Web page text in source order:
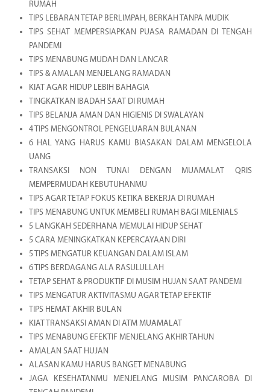
RUMAH
TIPS LEBARAN TETAP BERLIMPAH, BERKAH TANPA MUDIK
TIPS SEHAT MEMPERSIAPKAN PUASA RAMADAN DI TENGAH
PANDEMI
TIPS MENABUNG MUDAH DAN LANCAR
TIPS & AMALAN MENJELANG RAMADAN
KIAT AGAR HIDUP LEBIH BAHAGIA
TINGKATKAN IBADAH SAAT DI RUMAH
TIPS BELANJA AMAN DAN HIGIENIS DI SWALAYAN
4 TIPS MENGONTROL PENGELUARAN BULANAN
6 HAL YANG HARUS KAMU BIASAKAN DALAM MENGELOLA
UANG
TRANSAKSI NON TUNAI DENGAN MUAMALAT QRIS
MEMPERMUDAH KEBUTUHANMU
TIPS AGAR TETAP FOKUS KETIKA BEKERJA DI RUMAH
TIPS MENABUNG UNTUK MEMBELI RUMAH BAGI MILENIALS
5 LANGKAH SEDERHANA MEMULAI HIDUP SEHAT
5 CARA MENINGKATKAN KEPERCAYAAN DIRI
5 TIPS MENGATUR KEUANGAN DALAM ISLAM
6 TIPS BERDAGANG ALA RASULULLAH
TETAP SEHAT & PRODUKTIF DI MUSIM HUJAN SAAT PANDEMI
TIPS MENGATUR AKTIVITASMU AGAR TETAP EFEKTIF
TIPS HEMAT AKHIR BULAN
KIAT TRANSAKSI AMAN DI ATM MUAMALAT
TIPS MENABUNG EFEKTIF MENJELANG AKHIR TAHUN
AMALAN SAAT HUJAN
ALASAN KAMU HARUS BANGET MENABUNG
JAGA KESEHATANMU MENJELANG MUSIM PANCAROBA DI